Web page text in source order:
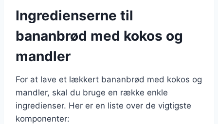
Ingredienserne til
bananbrød med kokos og
mandler
For at lave et lækkert bananbrød med kokos og
mandler, skal du bruge en række enkle
ingredienser. Her er en liste over de vigtigste
komponenter: